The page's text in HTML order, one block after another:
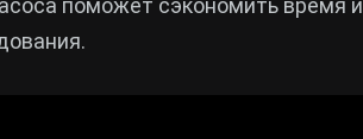
поможет сэкономить время и